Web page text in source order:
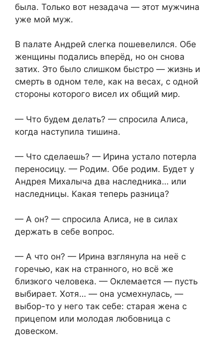
была. Только вот незадача — этот мужчина
уже мой муж.
В палате Андрей слегка пошевелился. Обе
женщины подались вперёд, но он снова
затих. Это было слишком быстро — жизнь и
смерть в одном теле, как на весах, с одной
стороны которого висел их общий мир.
— Что будем делать? — спросила Алиса,
когда наступила тишина.
— Что сделаешь? — Ирина устало потерла
переносицу. — Родим. Обе родим. Будет у
Андрея Михалыча два наследника… или
наследницы. Какая теперь разница?
— А он? — спросила Алиса, не в силах
держать в себе вопрос.
— А что он? — Ирина взглянула на неё с
горечью, как на странного, но всё же
близкого человека. — Оклемается — пусть
выбирает. Хотя… — она усмехнулась, —
выбор-то у него так себе: старая жена с
прицепом или молодая любовница с
довеском.